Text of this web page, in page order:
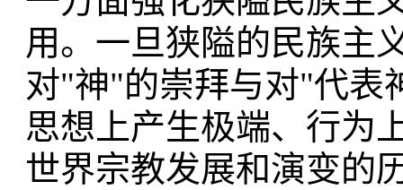
用。一旦狭隘的民族主
对"神"的崇拜与对"代表
思想上产生极端、行为
世界宗教发展和演变的